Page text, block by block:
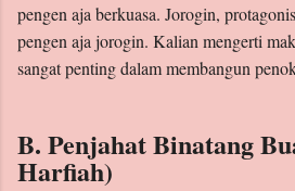
pengen aja berkuasa. Jorogin,
pengen aja jorogin. Kalian mengerti
sangat penting dalam membangun
B. Penjahat Binatang
Harfiah)